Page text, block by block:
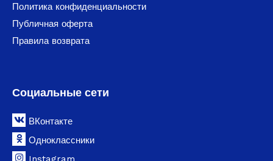
Политика конфиденциальности
Публичная оферта
Правила возврата
Социальные сети
ВКонтакте
Одноклассники